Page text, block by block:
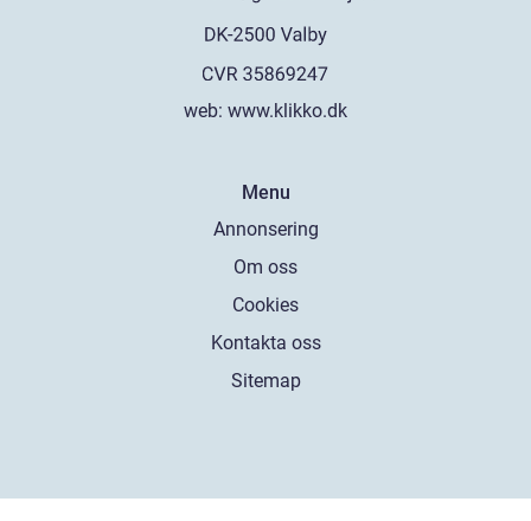
web: www.klikko.dk
Menu
Annonsering
Om oss
Cookies
Kontakta oss
Sitemap